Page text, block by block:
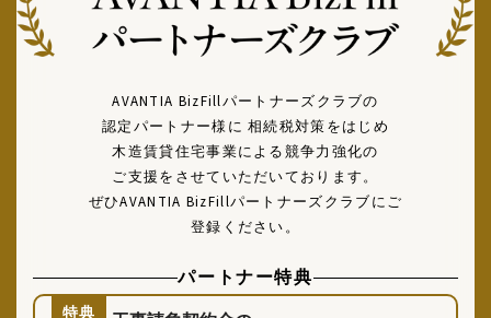
AVANTIA BizFillパートナーズクラブの
認定パートナー様に 相続税対策をはじめ
木造賃貸住宅事業による競争力強化の
ご支援をさせていただいております。
ぜひAVANTIA BizFillパートナーズクラブにご
登録ください。
パートナー特典
特典